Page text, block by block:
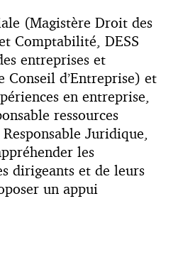
(Magistère Droit des
Comptabilité, DESS
entreprises et
Conseil d’Entreprise) et
en entreprise,
ressources
Juridique,
les
dirigeants et de leurs
un appui